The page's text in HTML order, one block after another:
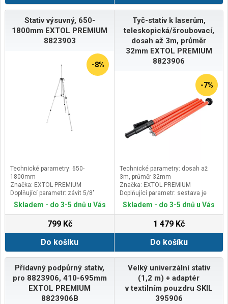
Stativ výsuvný, 650-
1800mm EXTOL PREMIUM
8823903
-8%
Technické parametry: 650-
1800mm
Značka: EXTOL PREMIUM
Doplňující parametr: závit 5/8"
(16mm), hliníková konstrukce,
součástí je i redukce závitu z 5/8"
Skladem - do 3-5 dnů u Vás
799 Kč
Do košíku
Tyč-stativ k laserům,
teleskopická/šroubovací,
dosah až 3m, průměr
32mm EXTOL PREMIUM
8823906
-7%
Technické parametry: dosah až
3m, průměr 32mm
Značka: EXTOL PREMIUM
Doplňující parametr: sestava je
tvořena základní podlahovou
teleskopicky nastavitenou tyčí s
šroubovacími tyčemi (každá o
délce 59cm), dále rychloaretačním
posuvným držákem se šroubem
1/4" pro instalaci koncového
zařízení a stropní opěrkou. Vše je
zabalenou v nylonovém vaku s
popruhem.Váha celé sestavy
Skladem - do 3-5 dnů u Vás
1 479 Kč
Do košíku
Přídavný podpůrný stativ,
pro 8823906, 410-695mm
EXTOL PREMIUM
8823906B
Velký univerzální stativ
(1,2 m) + adaptér
v textilním pouzdru SKIL
395906